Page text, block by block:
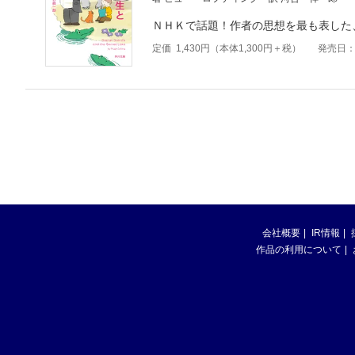
ＮＨＫで話題！作者の思想を最も表し
定価 1,430円（本体1,300円＋税） 発売日
会社概要 IR情報
作品の利用について